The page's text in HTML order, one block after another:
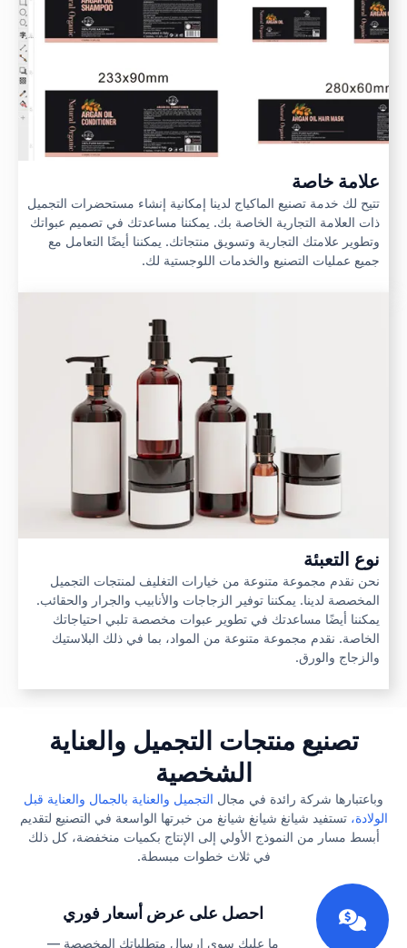
علامة خاصة
تتيح لك خدمة تصنيع الماكياج لدينا إمكانية إنشاء مستحضرات التجميل
ذات العلامة التجارية الخاصة بك. يمكننا مساعدتك في تصميم عبواتك
وتطوير علامتك التجارية وتسويق منتجاتك. يمكننا أيضًا التعامل مع
جميع عمليات التصنيع والخدمات اللوجستية لك.
نوع التعبئة
نحن نقدم مجموعة متنوعة من خيارات التغليف لمنتجات التجميل
المخصصة لدينا. يمكننا توفير الزجاجات والأنابيب والجرار والحقائب.
يمكننا أيضًا مساعدتك في تطوير عبوات مخصصة تلبي احتياجاتك
الخاصة. نقدم مجموعة متنوعة من المواد، بما في ذلك البلاستيك
والزجاج والورق.
تصنيع منتجات التجميل والعناية
الشخصية
وباعتبارها شركة رائدة في مجال التجميل والعناية بالجمال والعناية قبل
الولادة، تستفيد شيانغ شيانغ شيانغ من خبرتها الواسعة في التصنيع لتقديم
أبسط مسار من النموذج الأولي إلى الإنتاج بكميات منخفضة، كل ذلك
في ثلاث خطوات مبسطة.
احصل على عرض أسعار فوري
ما عليك سوى إرسال متطلباتك المخصصة —